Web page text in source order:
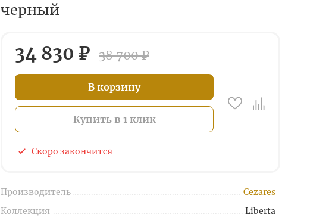
черный
34 830 ₽ 38 700 ₽
В корзину
Купить в 1 клик
Скоро закончится
Производитель
Cezares
Коллекция
Liberta